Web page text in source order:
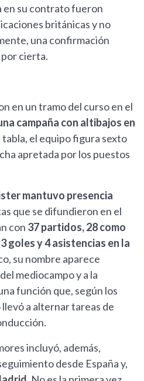
en su contrato fueron
británicas y no
una confirmación
cierta.
en un tramo del curso en el
campaña con altibajos en
tabla, el equipo figura sexto
apretada por los puestos
mantuvo presencia
que se difundieron en el
con 37 partidos, 28 como
goles y 4 asistencias en la
su nombre aparece
mediocampo y a la
función que, según los
a alternar tareas de
incluyó, además,
desde España y,